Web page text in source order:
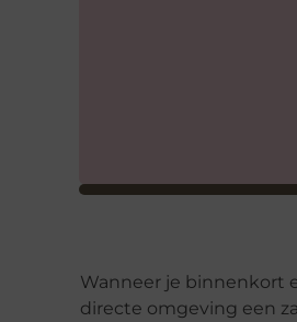
Wanneer je binnenkort
directe omgeving een